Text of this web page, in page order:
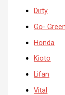
Dirty
Go- Green
Honda
Kioto
Lifan
Vital